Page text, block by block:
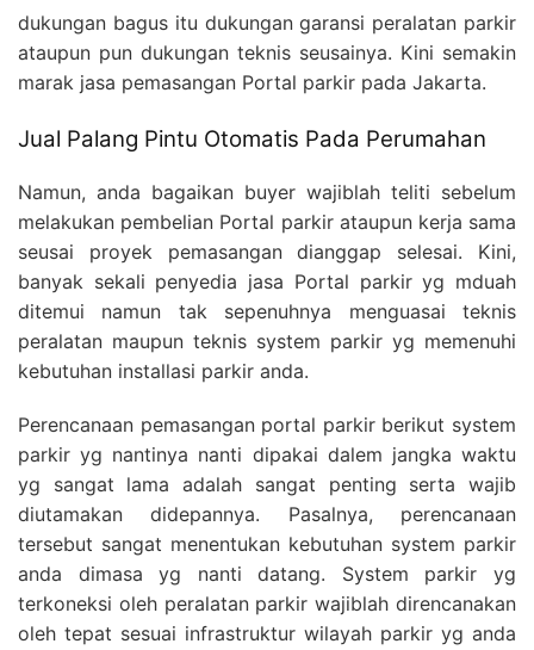
dukungan bagus itu dukungan garansi peralatan parkir
ataupun pun dukungan teknis seusainya. Kini semakin
marak jasa pemasangan Portal parkir pada Jakarta.
Jual Palang Pintu Otomatis Pada Perumahan
Namun, anda bagaikan buyer wajiblah teliti sebelum
melakukan pembelian Portal parkir ataupun kerja sama
seusai proyek pemasangan dianggap selesai. Kini,
banyak sekali penyedia jasa Portal parkir yg mduah
ditemui namun tak sepenuhnya menguasai teknis
peralatan maupun teknis system parkir yg memenuhi
kebutuhan installasi parkir anda.
Perencanaan pemasangan portal parkir berikut system
parkir yg nantinya nanti dipakai dalem jangka waktu
yg sangat lama adalah sangat penting serta wajib
diutamakan didepannya. Pasalnya, perencanaan
tersebut sangat menentukan kebutuhan system parkir
anda dimasa yg nanti datang. System parkir yg
terkoneksi oleh peralatan parkir wajiblah direncanakan
oleh tepat sesuai infrastruktur wilayah parkir yg anda